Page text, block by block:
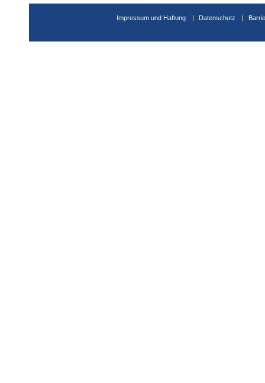
Impressum und Haftung Datenschutz